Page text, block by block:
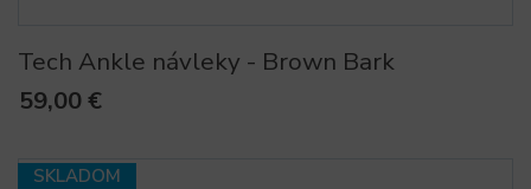
Tech Ankle návleky - Brown Bark
59,00 €
SKLADOM